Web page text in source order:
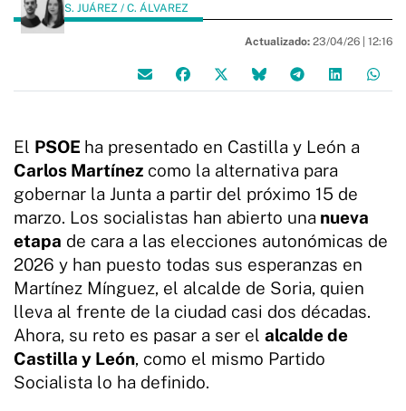
S. JUÁREZ / C. ÁLVAREZ
Actualizado: 23/04/26 | 12:16
El PSOE ha presentado en Castilla y León a
Carlos Martínez como la alternativa para
gobernar la Junta a partir del próximo 15 de
marzo. Los socialistas han abierto una nueva
etapa de cara a las elecciones autonómicas de
2026 y han puesto todas sus esperanzas en
Martínez Mínguez, el alcalde de Soria, quien
lleva al frente de la ciudad casi dos décadas.
Ahora, su reto es pasar a ser el alcalde de
Castilla y León, como el mismo Partido
Socialista lo ha definido.